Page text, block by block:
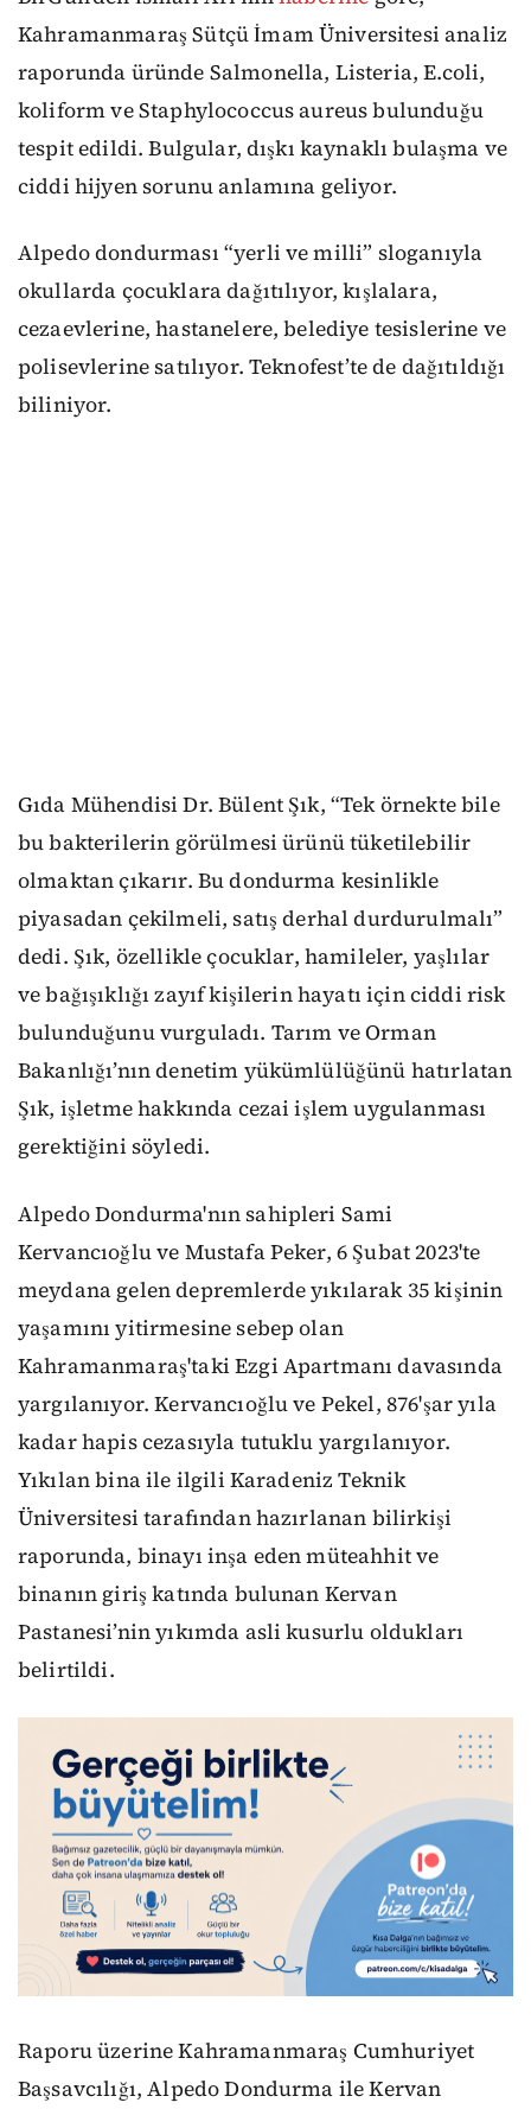
Kahramanmaraş Sütçü İmam Üniversitesi analiz
raporunda üründe Salmonella, Listeria, E.coli,
koliform ve Staphylococcus aureus bulunduğu
tespit edildi. Bulgular, dışkı kaynaklı bulaşma ve
ciddi hijyen sorunu anlamına geliyor.
Alpedo dondurması “yerli ve milli” sloganıyla
okullarda çocuklara dağıtılıyor, kışlalara,
cezaevlerine, hastanelere, belediye tesislerine ve
polisevlerine satılıyor. Teknofest’te de dağıtıldığı
biliniyor.
Gıda Mühendisi Dr. Bülent Şık, “Tek örnekte bile
bu bakterilerin görülmesi ürünü tüketilebilir
olmaktan çıkarır. Bu dondurma kesinlikle
piyasadan çekilmeli, satış derhal durdurulmalı”
dedi. Şık, özellikle çocuklar, hamileler, yaşlılar
ve bağışıklığı zayıf kişilerin hayatı için ciddi risk
bulunduğunu vurguladı. Tarım ve Orman
Bakanlığı’nın denetim yükümlülüğünü hatırlatan
Şık, işletme hakkında cezai işlem uygulanması
gerektiğini söyledi.
Alpedo Dondurma'nın sahipleri Sami
Kervancıoğlu ve Mustafa Peker, 6 Şubat 2023'te
meydana gelen depremlerde yıkılarak 35 kişinin
yaşamını yitirmesine sebep olan
Kahramanmaraş'taki Ezgi Apartmanı davasında
yargılanıyor. Kervancıoğlu ve Pekel, 876'şar yıla
kadar hapis cezasıyla tutuklu yargılanıyor.
Yıkılan bina ile ilgili Karadeniz Teknik
Üniversitesi tarafından hazırlanan bilirkişi
raporunda, binayı inşa eden müteahhit ve
binanın giriş katında bulunan Kervan
Pastanesi’nin yıkımda asli kusurlu oldukları
belirtildi.
Raporu üzerine Kahramanmaraş Cumhuriyet
Başsavcılığı, Alpedo Dondurma ile Kervan